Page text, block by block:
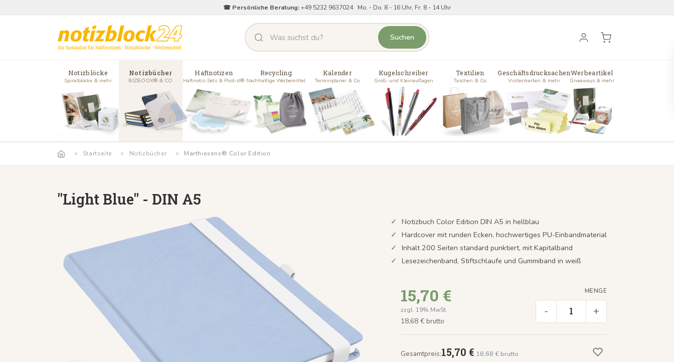
☎ Persönliche Beratung:+49 5232 9637024 Mo. - Do. 8 - 16 Uhr, Fr. 8 - 14 Uhr
Suchen
Notizblöcke
Spiralblöcke & mehr
Notizbücher
BIZBOOX® & CO
Haftnotizen
Haftnotiz-Sets & Post-it®
Recycling
Nachhaltige Werbemittel
Kalender
Terminplaner & Co.
Kugelschreiber
Groß- und Kleinauflagen
Textilien
Taschen & Co.
Geschäftsdrucksachen
Visitenkarten & mehr
Werbeartikel
Giveaways & mehr
Startseite Notizbücher Marthiesens® Color Edition
"Light Blue" - DIN A5
Notizbuch Color Edition DIN A5 in hellblau
Hardcover mit runden Ecken, hochwertiges PU-Einbandmaterial
Inhalt 200 Seiten standard punktiert, mit Kapitalband
Lesezeichenband, Stiftschlaufe und Gummiband in weiß
15,70 €
zzgl. 19% MwSt.
18,68 € brutto
MENGE
- +
Gesamtpreis:15,70 € 18,68 € brutto